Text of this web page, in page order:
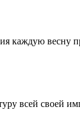
каждую весну
всей своей